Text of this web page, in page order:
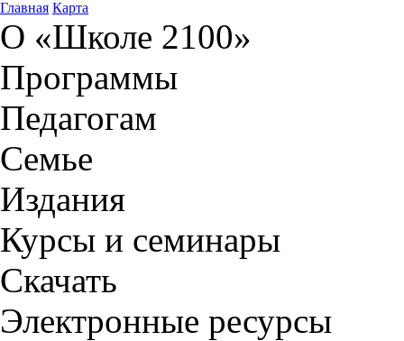
Главная Карта
О «Школе 2100»
Программы
Педагогам
Семье
Издания
Курсы и семинары
Скачать
Электронные ресурсы